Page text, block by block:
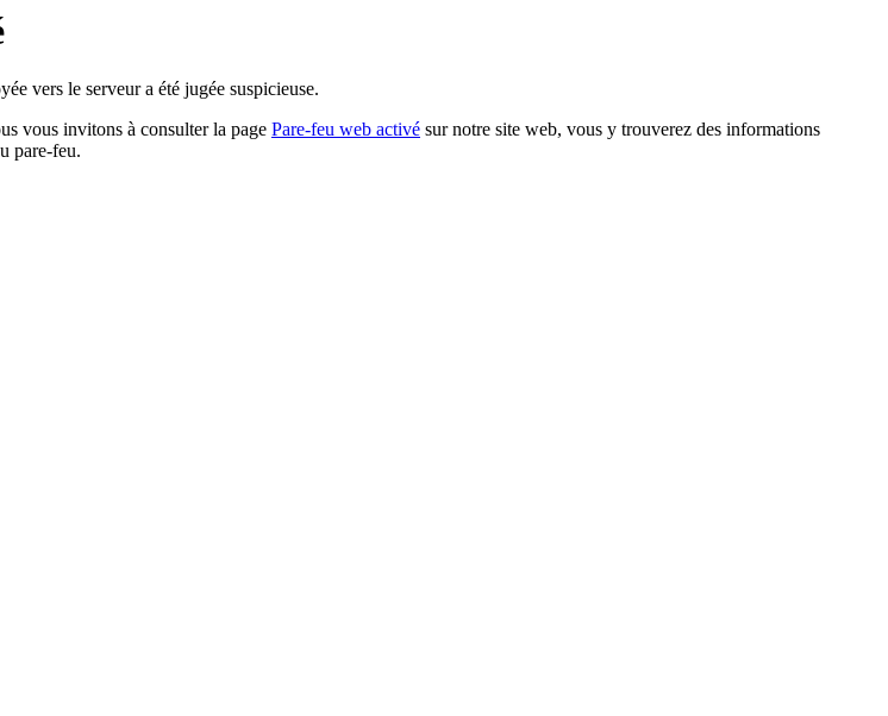
vers le serveur a été jugée suspicieuse.
vous invitons à consulter la page Pare-feu web activé sur notre site web, vous y trouverez des informations
pare-feu.